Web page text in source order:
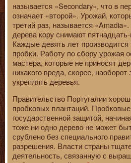
называется «Secondary», что в
означает «второй». Урожай,
третий раз, называется
дерева кору снимают
Каждые девять лет
пробки. Работу по сбору урожая
мастера, которые не приносят
никакого вреда, скорее, наоборот
укреплять деревья.
Правительство Португалии
пробковых плантаций.
государственной защитой,
тоже ни одно дерево не может
срублено без специального
разрешения. Власти страны
деятельность, связанную с